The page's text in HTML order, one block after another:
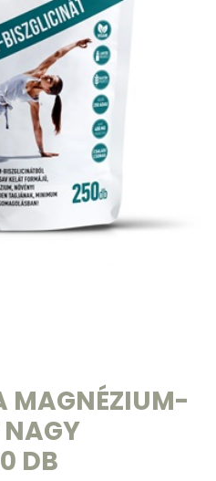
MAGNÉZIUM-
DB